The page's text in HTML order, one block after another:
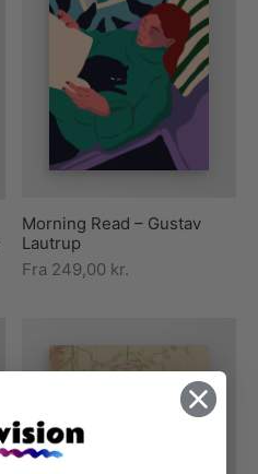
Morning Read – Gustav
Lautrup
Fra 249,00 kr.